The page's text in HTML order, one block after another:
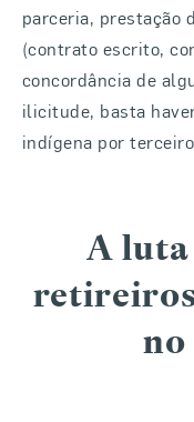
parceria, prestação
(contrato escrito,
concordância de
ilicitude, basta
indígena por
A luta